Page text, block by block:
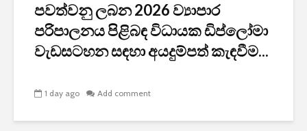
පවත්වනු ලබන 2026 ව්‍යාපාර
පරිපාලනය පිළිබඳ විධායක ඩිප්ලෝමා
වැඩසටහන සඳහා අයදුම්පත් කැඳවීම...
1 day ago Add comment